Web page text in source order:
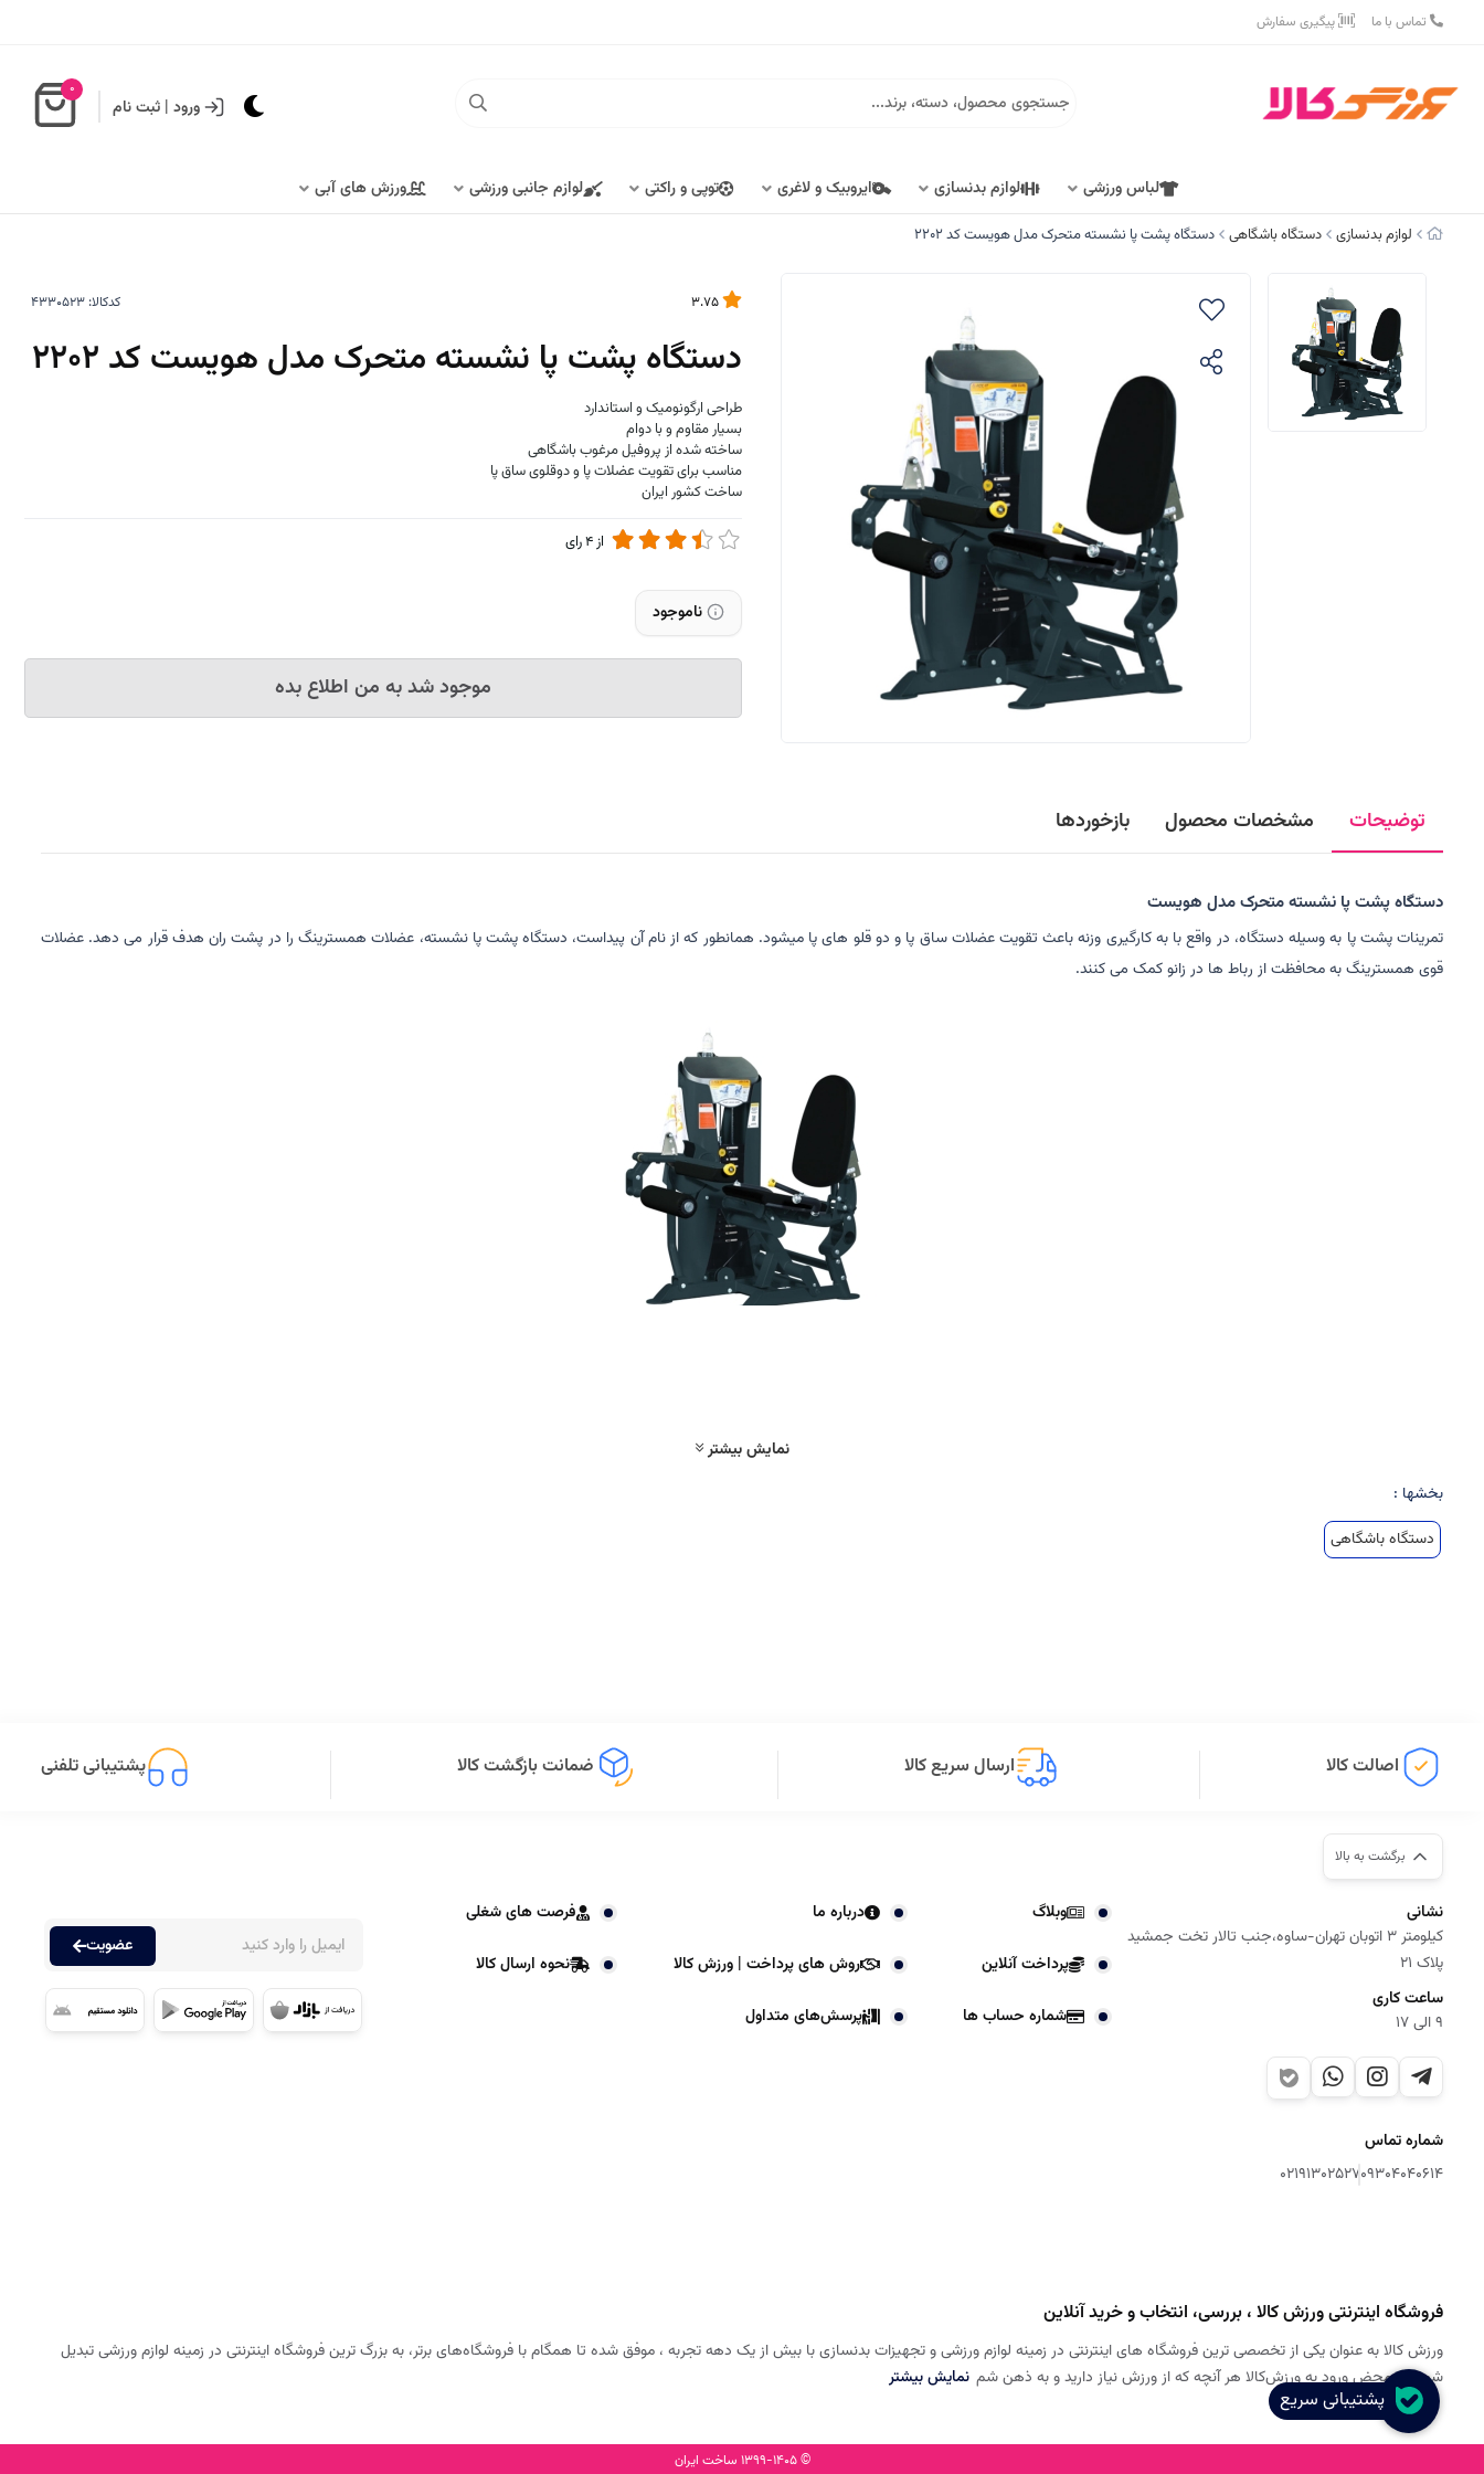
تماس با ما پیگیری سفارش
ورود | ثبت نام
0
لباس ورزشی لوازم بدنسازی ایروبیک و لاغری توپی و راکتی لوازم جانبی ورزشی ورزش های آبی
لوازم بدنسازی دستگاه باشگاهی دستگاه پشت پا نشسته متحرک مدل هویست کد 2202
کدکالا:
دستگاه پشت پا نشسته متحرک مدل هویست کد 2202
طراحی ارگونومیک و استاندارد
بسیار مقاوم و با دوام
ساخته شده از پروفیل مرغوب باشگاهی
مناسب برای تقویت عضلات پا و دوقلوی ساق پا
ساخت کشور ایران
از4رای
ناموجود
موجود شد به من اطلاع بده
توضیحات مشخصات محصول بازخوردها
دستگاه پشت پا نشسته متحرک مدل هویست
تمرینات پشت پا به وسیله دستگاه، در واقع با به کارگیری وزنه باعث تقویت عضلات ساق پا و دو قلو های پا میشود. همانطور که از نام آن پیداست، دستگاه پشت پا نشسته، عضلات همسترینگ را در پشت ران هدف قرار می دهد. عضلات
قوی همسترینگ به محافظت از رباط ها در زانو کمک می کنند.
نمایش بیشتر
بخشها :
دستگاه باشگاهی
اصالت کالا ارسال سریع کالا ضمانت بازگشت کالا پشتیبانی تلفنی
برگشت به بالا
نشانی
کیلومتر 3 اتوبان تهران-ساوه،جنب تالار تخت جمشید
پلاک 21
ساعت کاری
9 الی 17
شماره تماس
09304040614
02191302527
وبلاگ درباره ما فرصت های شغلی
پرداخت آنلاین روش های پرداخت | ورزش کالا نحوه ارسال کالا
شماره حساب ها پرسش‌های متداول
عضویت
فروشگاه اینترنتی ورزش کالا ، بررسی، انتخاب و خرید آنلاین
ورزش کالا به عنوان یکی از تخصصی ترین فروشگاه های اینترنتی در زمینه لوازم ورزشی و تجهیزات بدنسازی با بیش از یک دهه تجربه ، موفق شده تا همگام با فروشگاه‌های برتر، به بزرگ ترین فروشگاه اینترنتی در زمینه لوازم ورزشی تبدیل
شود. به محض ورود به ورزش‌کالا هر آنچه که از ورزش نیاز دارید و به ذهن شم نمایش بیشتر
© 1399-1405 ساخت ایران
پشتیبانی سریع